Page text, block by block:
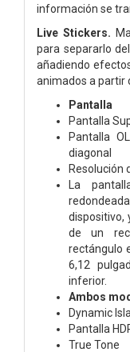
información se
Live Stickers.
para separarlo
añadiendo
animados a partir
Pantalla
Pantalla
Pantalla
diagonal
Resolución
La
dispositivo,
de un
rectángulo
6,12
inferior.
Ambos
Dynamic
Pantalla
True Tone